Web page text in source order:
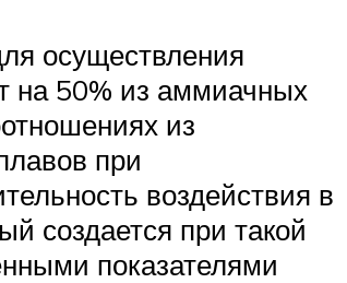
осуществления
на 50% из аммиачных
из
при
воздействия в
создается при такой
показателями